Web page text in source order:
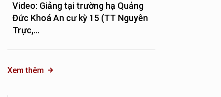
Video: Giảng tại trường hạ Quảng
Đức Khoá An cư kỳ 15 (TT Nguyên
Trực,...
Xem thêm